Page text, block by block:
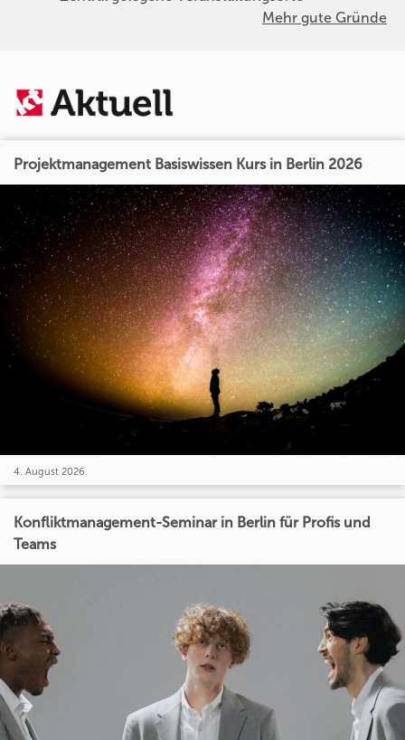
Mehr gute Gründe
Projektmanagement Basiswissen Kurs in Berlin 2026
4. August 2026
Konfliktmanagement-Seminar in Berlin für Profis und
Teams